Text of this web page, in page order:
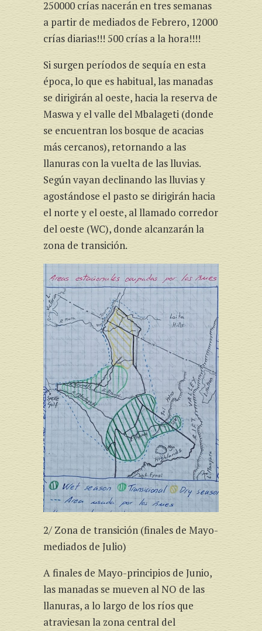
250000 crías nacerán en tres semanas
a partir de mediados de Febrero, 12000
crías diarias!!! 500 crías a la hora!!!!
Si surgen períodos de sequía en esta
época, lo que es habitual, las manadas
se dirigirán al oeste, hacia la reserva de
Maswa y el valle del Mbalageti (donde
se encuentran los bosque de acacias
más cercanos), retornando a las
llanuras con la vuelta de las lluvias.
Según vayan declinando las lluvias y
agostándose el pasto se dirigirán hacia
el norte y el oeste, al llamado corredor
del oeste (WC), donde alcanzarán la
zona de transición.
2/ Zona de transición (finales de Mayo-
mediados de Julio)
A finales de Mayo-principios de Junio,
las manadas se mueven al NO de las
llanuras, a lo largo de los ríos que
atraviesan la zona central del